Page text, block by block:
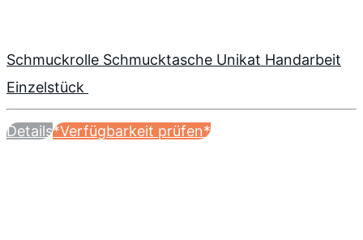
Schmuckrolle Schmucktasche Unikat Handarbeit
Einzelstück
Details*Verfügbarkeit prüfen*